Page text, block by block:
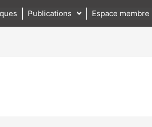
Publications Espace membre